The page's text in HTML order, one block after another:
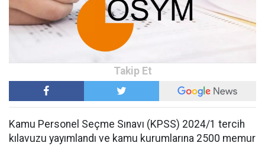
Kamu Personel Seçme Sınavı (KPSS) 2024/1 tercih
kılavuzu yayımlandı ve kamu kurumlarına 2500 memur